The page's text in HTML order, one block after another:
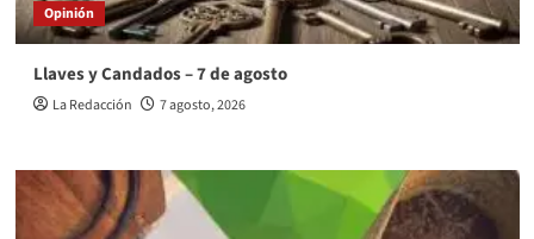
Opinión
Llaves y Candados – 7 de agosto
La Redacción 7 agosto, 2026